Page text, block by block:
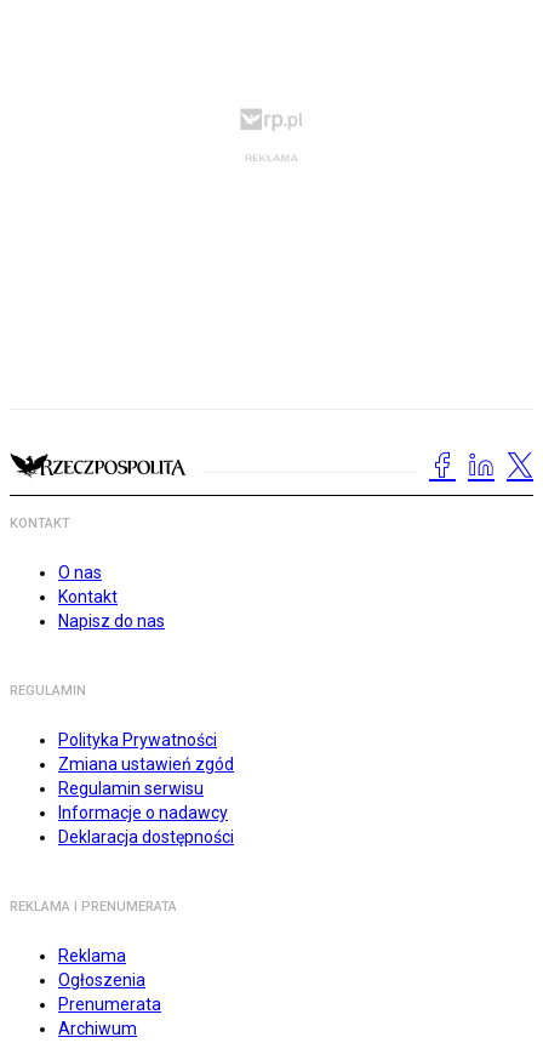
KONTAKT
O nas
Kontakt
Napisz do nas
REGULAMIN
Polityka Prywatności
Zmiana ustawień zgód
Regulamin serwisu
Informacje o nadawcy
Deklaracja dostępności
REKLAMA I PRENUMERATA
Reklama
Ogłoszenia
Prenumerata
Archiwum